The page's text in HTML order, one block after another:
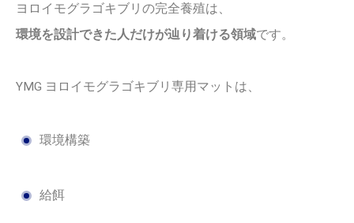
ヨロイモグラゴキブリの完全養殖は、
環境を設計できた人だけが辿り着ける領域です。
YMG ヨロイモグラゴキブリ専用マットは、
環境構築
給餌